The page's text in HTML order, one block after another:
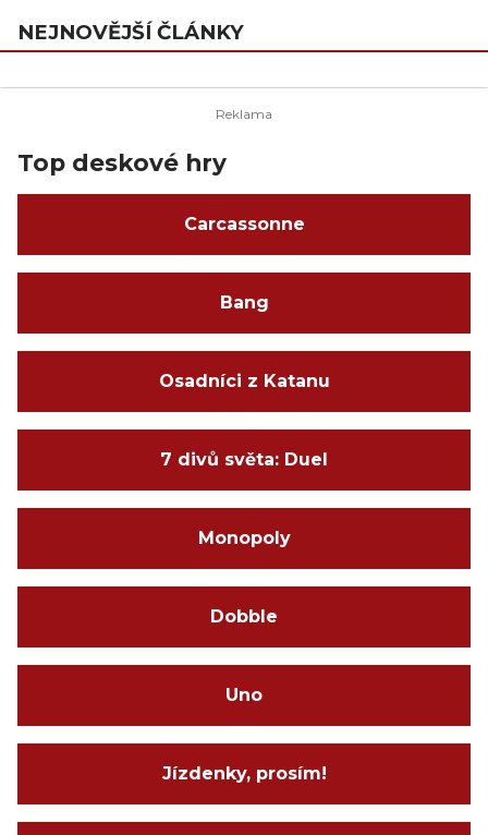
NEJNOVĚJŠÍ ČLÁNKY
Top deskové hry
Carcassonne
Bang
Osadníci z Katanu
7 divů světa: Duel
Monopoly
Dobble
Uno
Jízdenky, prosím!